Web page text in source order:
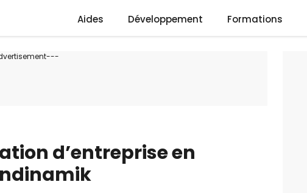
Aides Développement Formations
d’entreprise en